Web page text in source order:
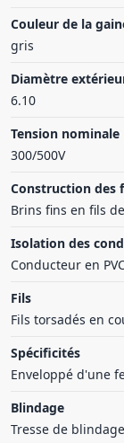
Couleur de la
gris
Diamètre
6.10
Tension nominale
300/500V
Construction des
Brins fins en fils
Isolation des
Conducteur en
Fils
Fils torsadés en
Spécificités
Enveloppé d'une
Blindage
Tresse de